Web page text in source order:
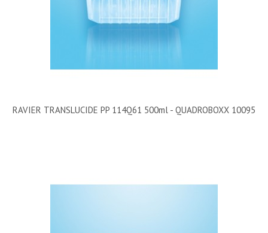
RAVIER TRANSLUCIDE PP 114Q61 500ml - QUADROBOXX 10095